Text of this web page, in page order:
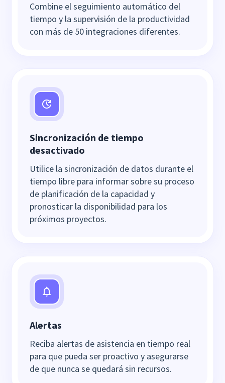
Combine el seguimiento automático del
tiempo y la supervisión de la productividad
con más de 50 integraciones diferentes.
Sincronización de tiempo
desactivado
Utilice la sincronización de datos durante el
tiempo libre para informar sobre su proceso
de planificación de la capacidad y
pronosticar la disponibilidad para los
próximos proyectos.
Alertas
Reciba alertas de asistencia en tiempo real
para que pueda ser proactivo y asegurarse
de que nunca se quedará sin recursos.